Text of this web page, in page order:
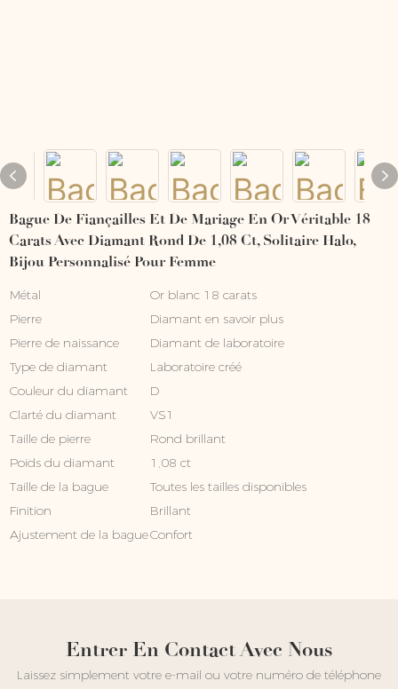
Bague De Fiançailles Et De Mariage En Or Véritable 18
Carats Avec Diamant Rond De 1,08 Ct, Solitaire Halo,
Bijou Personnalisé Pour Femme
Métal
Or blanc 18 carats
Pierre
Diamant en savoir plus
Pierre de naissance
Diamant de laboratoire
Type de diamant
Laboratoire créé
Couleur du diamant
D
Clarté du diamant
VS1
Taille de pierre
Rond brillant
Poids du diamant
1,08 ct
Taille de la bague
Toutes les tailles disponibles
Finition
Brillant
Ajustement de la bagueConfort
Entrer En Contact Avec Nous
Laissez simplement votre e-mail ou votre numéro de téléphone